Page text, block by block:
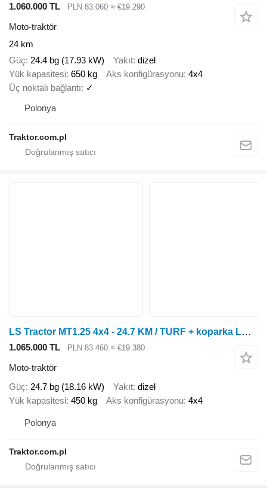
1.060.000 TL PLN 83.060 ≈ €19.290
Moto-traktör
24 km
Güç 24.4 bg (17.93 kW) Yakıt dizel
Yük kapasitesi 650 kg Aks konfigürasyonu 4x4
Üç noktalı bağlantı
✓
Polonya
Traktor.com.pl
LS Tractor MT1.25 4x4 - 24.7 KM / TURF + koparka LB1107 + ładowacz
1.065.000 TL PLN 83.460 ≈ €19.380
Moto-traktör
Güç 24.7 bg (18.16 kW) Yakıt dizel
Yük kapasitesi 450 kg Aks konfigürasyonu 4x4
Polonya
Traktor.com.pl